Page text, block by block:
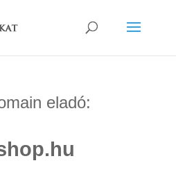
eladó: